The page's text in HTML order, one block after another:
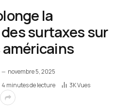
la
surtaxes sur
novembre 5, 2025
4 minutes de lecture 3KVues